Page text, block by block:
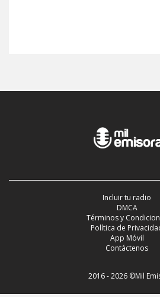
Incluir tu radio
DMCA
Términos y
Política de
App Móvil
Contáctenos
2016 - 2026 ©Mil